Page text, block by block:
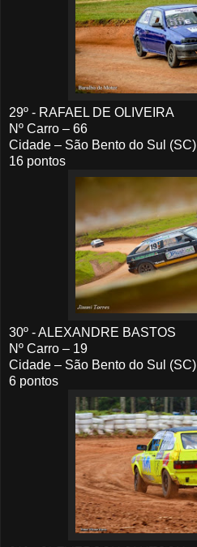
29º - RAFAEL DE OLIVEIRA
Nº Carro – 66
Cidade – São Bento do Sul (SC)
16 pontos
30º - ALEXANDRE BASTOS
Nº Carro – 19
Cidade – São Bento do Sul (SC)
6 pontos